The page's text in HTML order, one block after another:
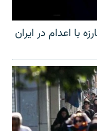
با اعدام در ایران